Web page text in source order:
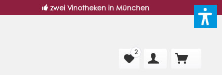
zwei Vinotheken in München
2